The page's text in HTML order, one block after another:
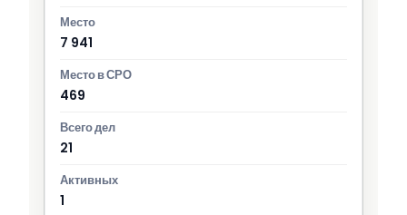
7 941
469
21
1